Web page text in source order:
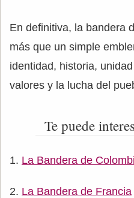
En definitiva, la bandera
más que un simple
identidad, historia,
valores y la lucha del
Te puede
La Bandera de
La Bandera de Francia